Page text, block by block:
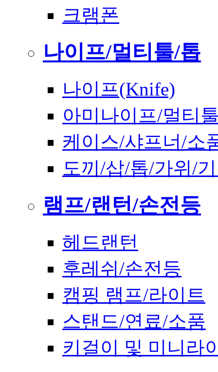
크램폰
나이프/멀티툴/톱
나이프(Knife)
아미나이프/멀티
케이스/샤프너/소
도끼/삽/톱/가위/
램프/랜턴/손전등
헤드랜턴
후레쉬/손전등
캠핑 램프/라이트
스탠드/연료/소품
키걸이 및 미니라